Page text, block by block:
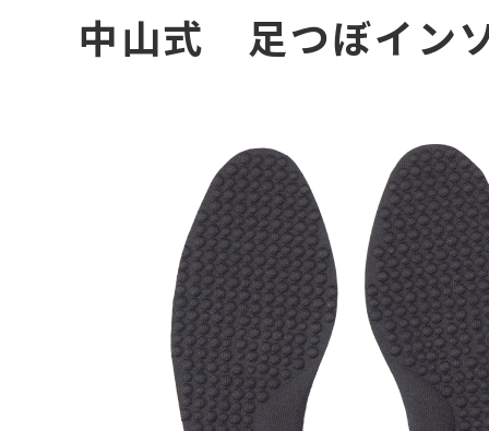
中山式 足つぼイン